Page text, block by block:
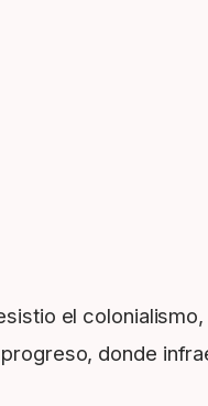
el
donde